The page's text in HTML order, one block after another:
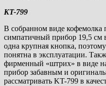
KT-799
В собранном виде кофемолка
симпатичный прибор 19,5 см
одна крупная кнопка,
понятна в эксплуатации.
фирменный «штрих» в виде
прибор забавным и
рассматривать KT-799 в